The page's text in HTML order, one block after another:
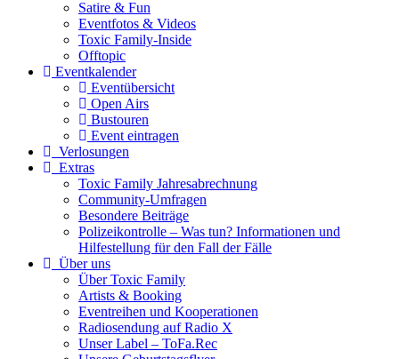
Satire & Fun
Eventfotos & Videos
Toxic Family-Inside
Offtopic
Eventkalender
Eventübersicht
Open Airs
Bustouren
Event eintragen
Verlosungen
Extras
Toxic Family Jahresabrechnung
Community-Umfragen
Besondere Beiträge
Polizeikontrolle – Was tun? Informationen und
Hilfestellung für den Fall der Fälle
Über uns
Über Toxic Family
Artists & Booking
Eventreihen und Kooperationen
Radiosendung auf Radio X
Unser Label – ToFa.Rec